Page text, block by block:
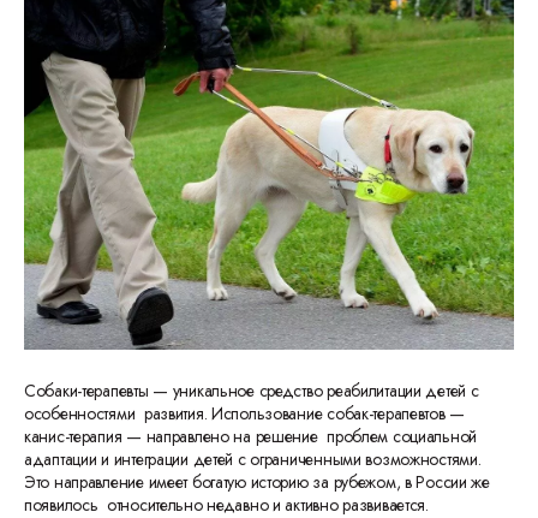
Собаки-терапевты — уникальное средство реабилитации детей с
особенностями развития. Использование собак-терапевтов —
канис-терапия — направлено на решение проблем социальной
адаптации и интеграции детей с ограниченными возможностями.
Это направление имеет богатую историю за рубежом, в России же
появилось относительно недавно и активно развивается.